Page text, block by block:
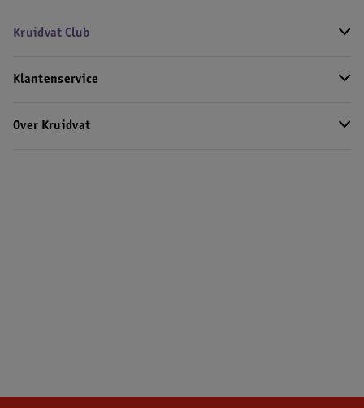
Kruidvat Club
Klantenservice
Over Kruidvat